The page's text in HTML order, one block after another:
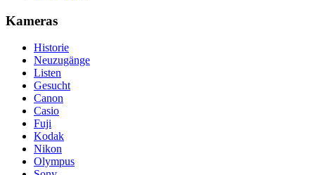
Kameras
Historie
Neuzugänge
Listen
Gesucht
Canon
Casio
Fuji
Kodak
Nikon
Olympus